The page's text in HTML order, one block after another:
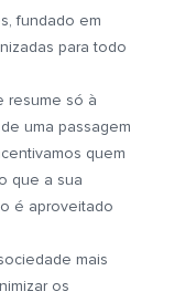
fundado em
para todo
resume só à
uma passagem
quem
que a sua
é aproveitado
mais
os